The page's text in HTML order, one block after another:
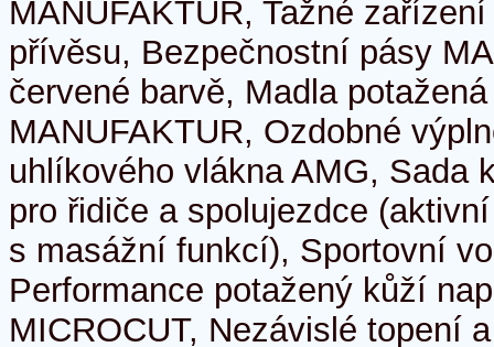
MANUFAKTUR, Tažné
přívěsu, Bezpečnostní pásy
červené barvě, Madla
MANUFAKTUR, Ozdobné
uhlíkového vlákna AMG, Sada
pro řidiče a spolujezdce
s masážní funkcí), Sportovní
Performance potažený kůží
MICROCUT, Nezávislé topení